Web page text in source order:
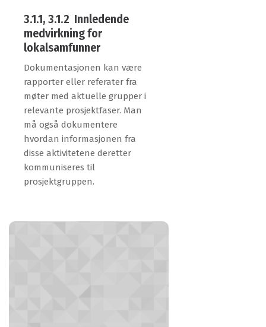
3.1.1, 3.1.2 Innledende
medvirkning for
lokalsamfunner
Dokumentasjonen kan være
rapporter eller referater fra
møter med aktuelle grupper i
relevante prosjektfaser. Man
må også dokumentere
hvordan informasjonen fra
disse aktivitetene deretter
kommuniseres til
prosjektgruppen.